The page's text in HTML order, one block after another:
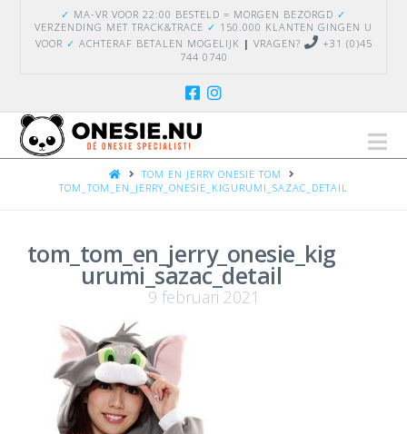
✓ MA-VR VOOR 22:00 BESTELD = MORGEN BEZORGD ✓
VERZENDING MET TRACK&TRACE ✓ 150.000 KLANTEN GINGEN U
VOOR ✓ ACHTERAF BETALEN MOGELIJK | VRAGEN?
+31 (0)45
744 0740
HOMETOM EN JERRY ONESIE TOM
TOM_TOM_EN_JERRY_ONESIE_KIGURUMI_SAZAC_DETAIL
tom_tom_en_jerry_onesie_kig
urumi_sazac_detail
9 februari 2021